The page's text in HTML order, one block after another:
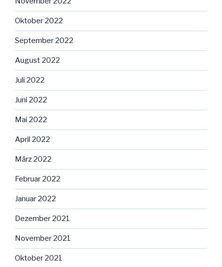
Oktober 2022
September 2022
August 2022
Juli 2022
Juni 2022
Mai 2022
April 2022
März 2022
Februar 2022
Januar 2022
Dezember 2021
November 2021
Oktober 2021